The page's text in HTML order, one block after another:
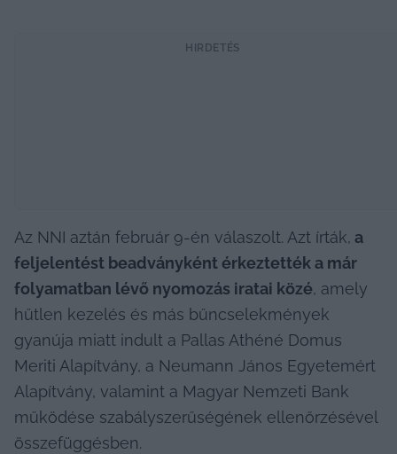
HIRDETÉS
Az NNI aztán február 9-én válaszolt. Azt írták, a
feljelentést beadványként érkeztették a már
folyamatban lévő nyomozás iratai közé, amely
hűtlen kezelés és más bűncselekmények
gyanúja miatt indult a Pallas Athéné Domus
Meriti Alapítvány, a Neumann János Egyetemért
Alapítvány, valamint a Magyar Nemzeti Bank
működése szabályszerűségének ellenőrzésével
összefüggésben.